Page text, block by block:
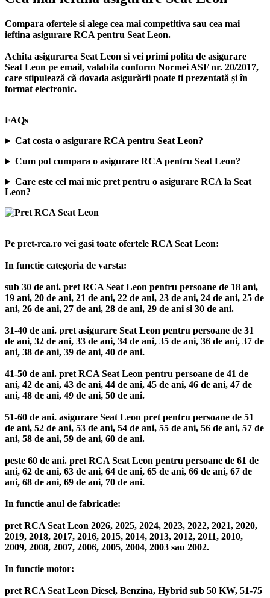
Compara ofertele si alege cea mai competitiva sau cea mai
ieftina asigurare RCA pentru Seat Leon.
Achita asigurarea Seat Leon si vei primi polita de asigurare
Seat Leon pe email, valabila conform Normei ASF nr. 20/2017,
care stipulează că dovada asigurării poate fi prezentată și în
format electronic.
FAQs
Cat costa o asigurare RCA pentru Seat Leon?
Cum pot cumpara o asigurare RCA pentru Seat Leon?
Care este cel mai mic pret pentru o asigurare RCA la Seat
Leon?
Pe pret-rca.ro vei gasi toate ofertele RCA Seat Leon:
In functie categoria de varsta:
sub 30 de ani. pret RCA Seat Leon pentru persoane de 18 ani,
19 ani, 20 de ani, 21 de ani, 22 de ani, 23 de ani, 24 de ani, 25 de
ani, 26 de ani, 27 de ani, 28 de ani, 29 de ani si 30 de ani.
31-40 de ani. pret asigurare Seat Leon pentru persoane de 31
de ani, 32 de ani, 33 de ani, 34 de ani, 35 de ani, 36 de ani, 37 de
ani, 38 de ani, 39 de ani, 40 de ani.
41-50 de ani. pret RCA Seat Leon pentru persoane de 41 de
ani, 42 de ani, 43 de ani, 44 de ani, 45 de ani, 46 de ani, 47 de
ani, 48 de ani, 49 de ani, 50 de ani.
51-60 de ani. asigurare Seat Leon pret pentru persoane de 51
de ani, 52 de ani, 53 de ani, 54 de ani, 55 de ani, 56 de ani, 57 de
ani, 58 de ani, 59 de ani, 60 de ani.
peste 60 de ani. pret RCA Seat Leon pentru persoane de 61 de
ani, 62 de ani, 63 de ani, 64 de ani, 65 de ani, 66 de ani, 67 de
ani, 68 de ani, 69 de ani, 70 de ani.
In functie anul de fabricatie:
pret RCA Seat Leon 2026, 2025, 2024, 2023, 2022, 2021, 2020,
2019, 2018, 2017, 2016, 2015, 2014, 2013, 2012, 2011, 2010,
2009, 2008, 2007, 2006, 2005, 2004, 2003 sau 2002.
In functie motor:
pret RCA Seat Leon Diesel, Benzina, Hybrid sub 50 KW, 51-75